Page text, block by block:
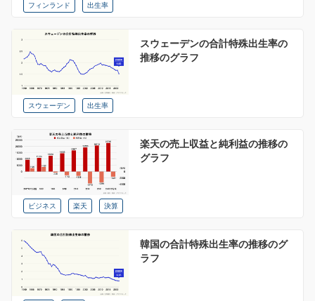
フィンランド 出生率
スウェーデンの合計特殊出生率の
推移のグラフ
スウェーデン 出生率
楽天の売上収益と純利益の推移の
グラフ
ビジネス 楽天 決算
韓国の合計特殊出生率の推移のグ
ラフ